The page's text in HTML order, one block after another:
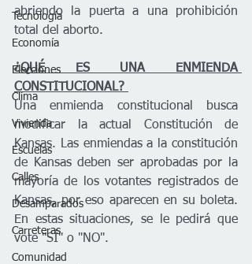
Tecnología
Economía
Elecciones
Clima
Vivienda
Escuelas
Calles
Desamparados
Carreteras
Comunidad
abriendo la puerta a una prohibición
total del aborto.
¿QUÉ ES UNA ENMIENDA
CONSTITUCIONAL?
Una enmienda constitucional busca
modificar la actual Constitución de
Kansas. Las enmiendas a la constitución
de Kansas deben ser aprobadas por la
mayoría de los votantes registrados de
Kansas, por eso aparecen en su boleta.
En estas situaciones, se le pedirá que
vote "SÍ" o "NO".